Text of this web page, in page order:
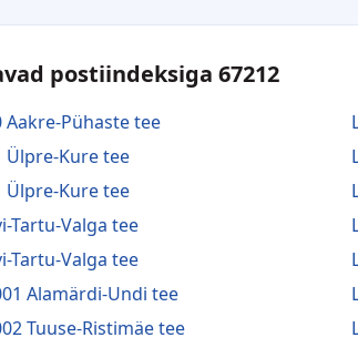
postiindeksiga 67212
Aakre-Pühaste tee
Ülpre-Kure tee
Ülpre-Kure tee
Tartu-Valga tee
Tartu-Valga tee
Alamärdi-Undi tee
Tuuse-Ristimäe tee